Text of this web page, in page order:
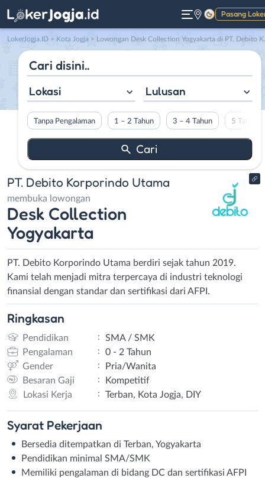
Pasang
Gelap
LokerJogja.ID > Kota Jogja > Lowongan Desk Collection Yogyakarta di PT. Debito Korporindo Utama
Lokasi Lulusan
Tanpa Pengalaman 1 – 2 Tahun 3 – 4 Tahun 5 Tahun
PT. Debito Korporindo Utama
membuka lowongan
Desk Collection
Yogyakarta
PT. Debito Korporindo Utama berdiri sejak tahun 2019.
Kami telah menjadi mitra terpercaya di industri teknologi
finansial dengan standar dan sertifikasi dari AFPI.
Ringkasan
Pendidikan :
SMA / SMK
Pengalaman
:
0 - 2 Tahun
Gender
:
Pria/Wanita
Besaran Gaji
:
Kompetitif
Lokasi Kerja
: Terban, Kota Jogja, DIY
Syarat Pekerjaan
Bersedia ditempatkan di Terban, Yogyakarta
Pendidikan minimal SMA/SMK
Memiliki pengalaman di bidang DC dan sertifikasi AFPI